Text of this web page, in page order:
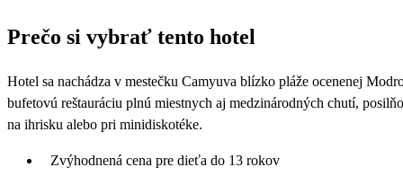
Prečo si vybrať tento hotel
Hotel sa nachádza v mestečku Camyuva blízko pláže ocenenej
bufetovú reštauráciu plnú miestnych aj medzinárodných chutí,
na ihrisku alebo pri minidiskotéke.
Zvýhodnená cena pre dieťa do 13 rokov